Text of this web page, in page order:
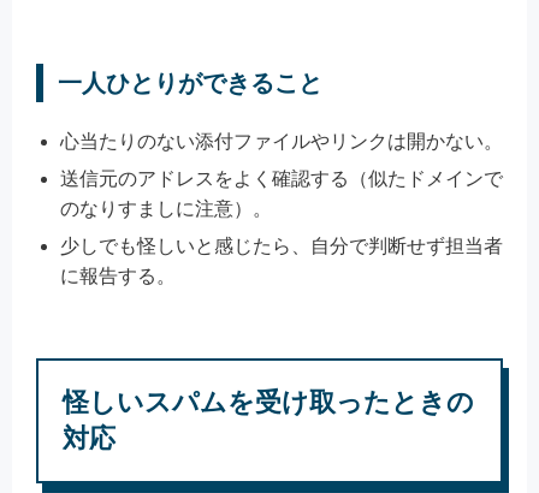
一人ひとりができること
心当たりのない添付ファイルやリンクは開かない。
送信元のアドレスをよく確認する（似たドメインで
のなりすましに注意）。
少しでも怪しいと感じたら、自分で判断せず担当者
に報告する。
怪しいスパムを受け取ったときの
対応